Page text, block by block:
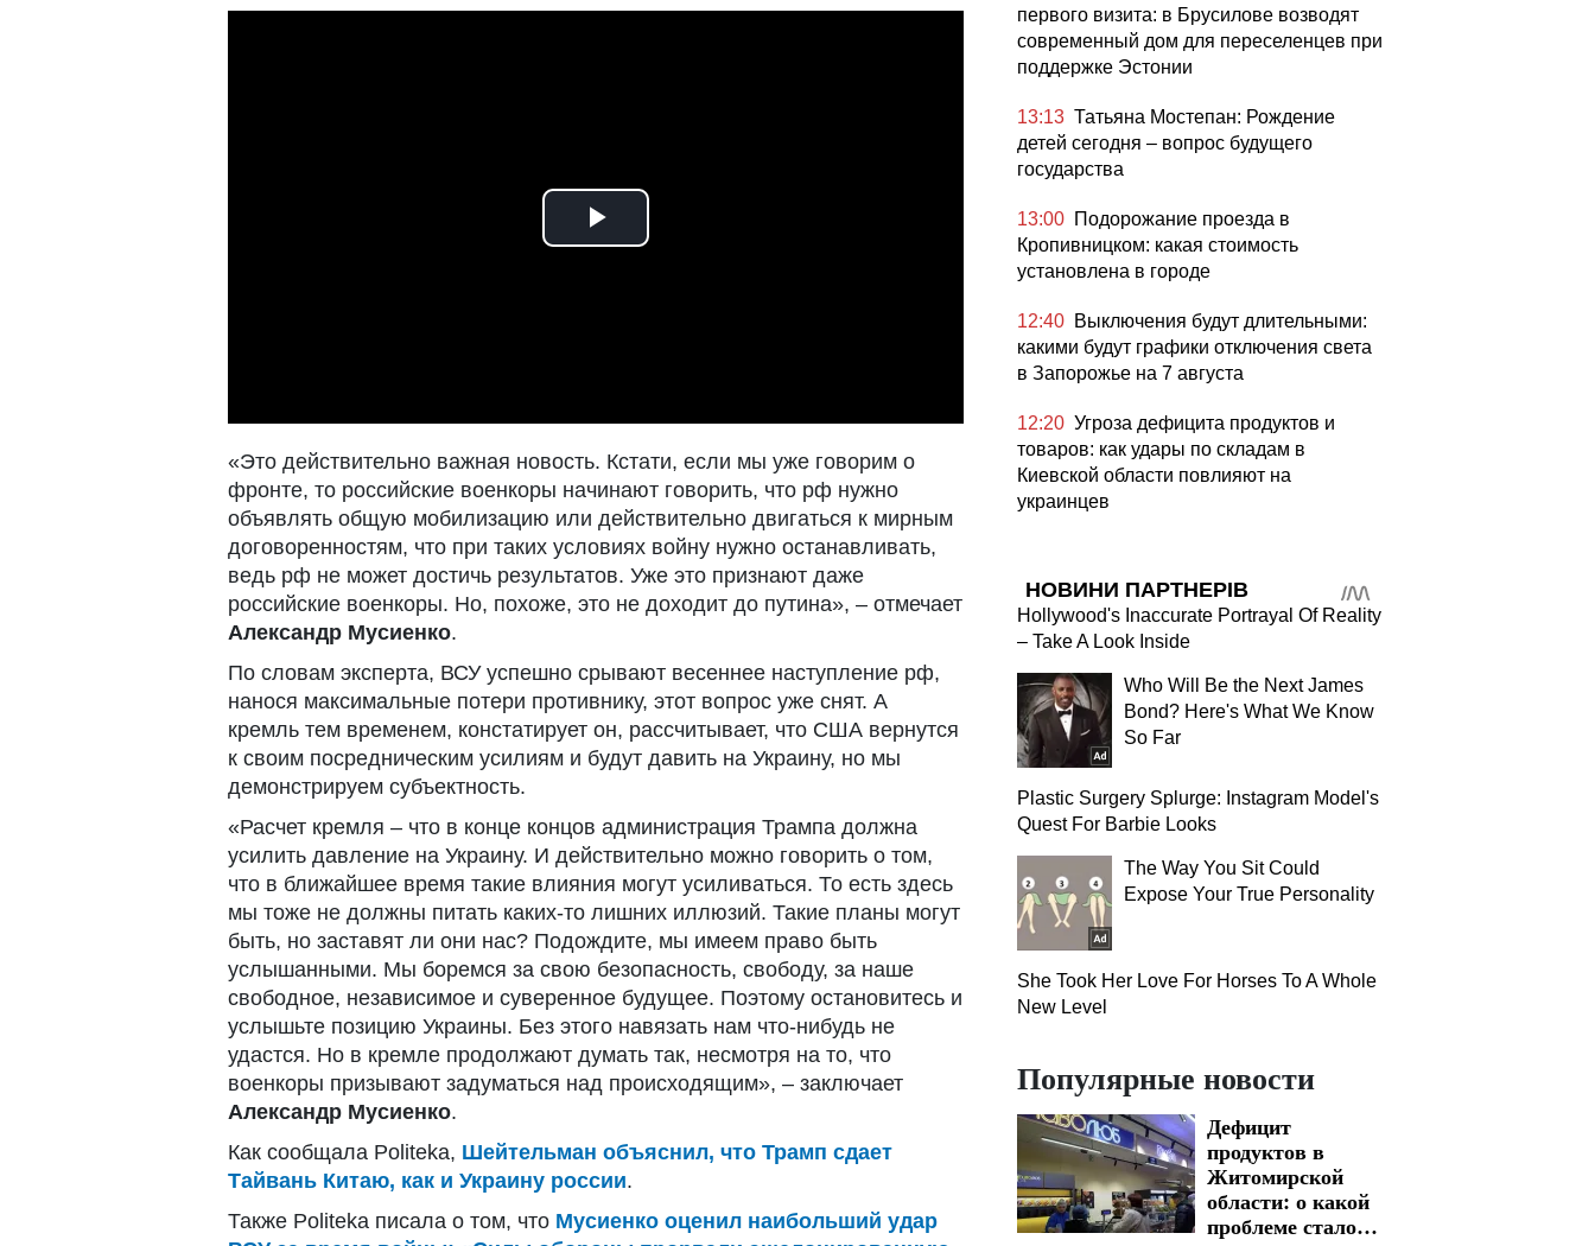
Play
«Это действительно важная новость. Кстати, если мы уже говорим о
фронте, то российские военкоры начинают говорить, что рф нужно
объявлять общую мобилизацию или действительно двигаться к мирным
договоренностям, что при таких условиях войну нужно останавливать,
ведь рф не может достичь результатов. Уже это признают даже
российские военкоры. Но, похоже, это не доходит до путина», – отмечает
Александр Мусиенко.
По словам эксперта, ВСУ успешно срывают весеннее наступление рф,
нанося максимальные потери противнику, этот вопрос уже снят. А
кремль тем временем, констатирует он, рассчитывает, что США вернутся
к своим посредническим усилиям и будут давить на Украину, но мы
демонстрируем субъектность.
«Расчет кремля – что в конце концов администрация Трампа должна
усилить давление на Украину. И действительно можно говорить о том,
что в ближайшее время такие влияния могут усиливаться. То есть здесь
мы тоже не должны питать каких-то лишних иллюзий. Такие планы могут
быть, но заставят ли они нас? Подождите, мы имеем право быть
услышанными. Мы боремся за свою безопасность, свободу, за наше
свободное, независимое и суверенное будущее. Поэтому остановитесь и
услышьте позицию Украины. Без этого навязать нам что-нибудь не
удастся. Но в кремле продолжают думать так, несмотря на то, что
военкоры призывают задуматься над происходящим», – заключает
Александр Мусиенко.
Как сообщала Politeka, Шейтельман объяснил, что Трамп сдает
Тайвань Китаю, как и Украину россии.
Также Politeka писала о том, что Мусиенко оценил наибольший удар
первого визита: в Брусилове возводят
современный дом для переселенцев при
поддержке Эстонии
13:13 Татьяна Мостепан: Рождение
детей сегодня – вопрос будущего
государства
13:00 Подорожание проезда в
Кропивницком: какая стоимость
установлена ​​в городе
12:40 Выключения будут длительными:
какими будут графики отключения света
в Запорожье на 7 августа
12:20 Угроза дефицита продуктов и
товаров: как удары по складам в
Киевской области повлияют на
украинцев
НОВИНИ ПАРТНЕРІВ
Hollywood's Inaccurate Portrayal Of Reality
– Take A Look Inside
Who Will Be the Next James
Bond? Here's What We Know
So Far
Plastic Surgery Splurge: Instagram Model's
Quest For Barbie Looks
The Way You Sit Could
Expose Your True Personality
She Took Her Love For Horses To A Whole
New Level
Популярные новости
Дефицит
продуктов в
Житомирской
области: о какой
проблеме стало